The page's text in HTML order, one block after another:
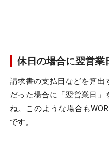
休日の場合に翌営業
請求書の支払日などを算出
だった場合に「翌営業日」
ね。このような場合も
です。